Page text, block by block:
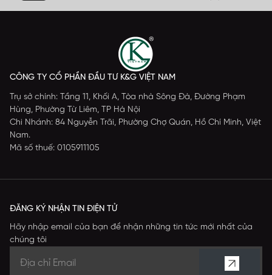
CÔNG TY CỔ PHẦN ĐẦU TƯ K&G VIỆT NAM
Trụ sở chính: Tầng 11, Khối A, Tòa nhà Sông Đà, Đường Phạm
Hùng, Phường Từ Liêm, TP Hà Nội
Chi Nhánh: 84 Nguyễn Trãi, Phường Chợ Quán, Hồ Chí Minh, Việt
Nam.
Mã số thuế: 0105911105
ĐĂNG KÝ NHẬN TIN ĐIỆN TỬ
Hãy nhập email của bạn để nhận những tin tức mới nhất của
chúng tôi